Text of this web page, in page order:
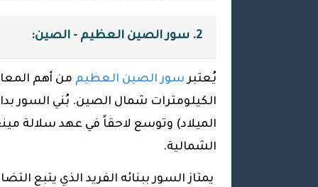
2. سور الصين العظيم - الصين:
يُعتبرسور الصين العظيم من أهم
الكيلومترات شمال الصين. بُني السور
الشمالية.
يمتاز السور ببنائه الفريد الذي يتبع